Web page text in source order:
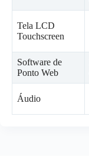
Tela LCD
Touchscreen
Software de
Ponto Web
Áudio